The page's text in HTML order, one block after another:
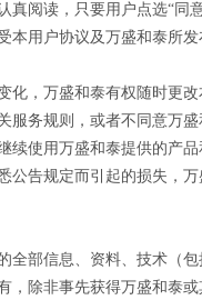
真阅读，只要用户点选“同
本用户协议及万盛和泰所
化，万盛和泰有权随时更
服务规则，或者不同意万
续使用万盛和泰提供的产
告规定而引起的损失，万
全部信息、资料、技术（
，除非事先获得万盛和泰